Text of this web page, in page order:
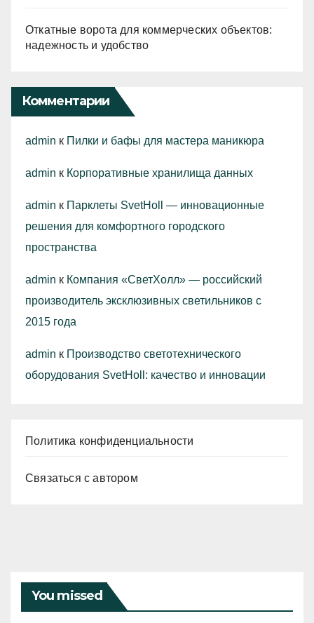
Откатные ворота для коммерческих объектов:
надежность и удобство
Комментарии
admin к Пилки и бафы для мастера маникюра
admin к Корпоративные хранилища данных
admin к Парклеты SvetHoll — инновационные
решения для комфортного городского
пространства
admin к Компания «СветХолл» — российский
производитель эксклюзивных светильников с
2015 года
admin к Производство светотехнического
оборудования SvetHoll: качество и инновации
Политика конфиденциальности
Связаться с автором
You missed